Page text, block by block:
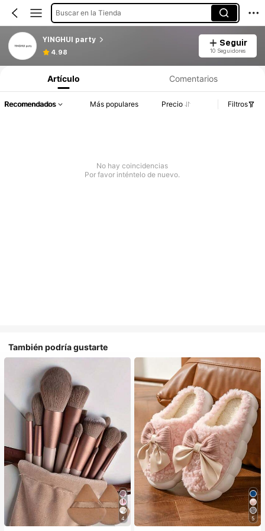
Buscar en la Tienda
YINGHUI party
4.98
Seguir
10 Seguidores
Artículo Comentarios
Recomendados Más populares Precio Filtros
No hay coincidencias
Por favor inténtelo de nuevo.
También podría gustarte
4 5